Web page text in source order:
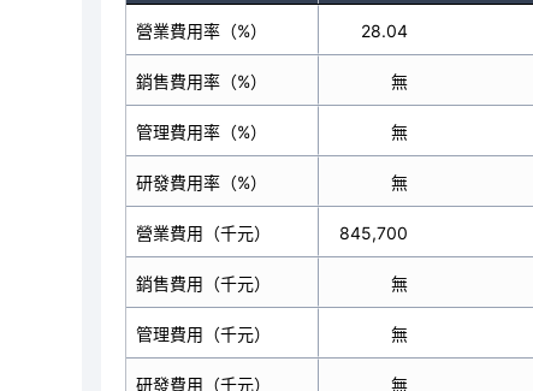
營業費用率（%）
銷售費用率（%）
管理費用率（%）
研發費用率（%）
營業費用（千元）
銷售費用（千元）
管理費用（千元）
研發費用（千元）
27.49 28.04
無 無
無 無
無 無
782,978 845,700
無 無
無 無
無 無